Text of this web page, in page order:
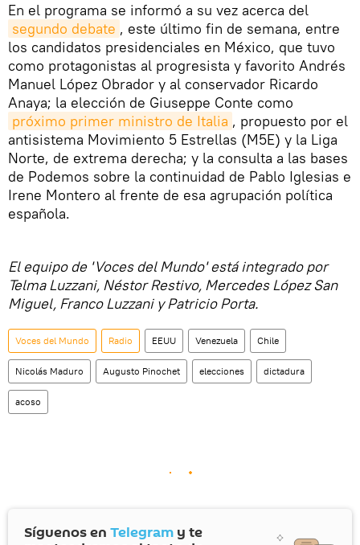
En el programa se informó a su vez acerca del
segundo debate , este último fin de semana, entre
los candidatos presidenciales en México, que tuvo
como protagonistas al progresista y favorito Andrés
Manuel López Obrador y al conservador Ricardo
Anaya; la elección de Giuseppe Conte como
próximo primer ministro de Italia , propuesto por el
antisistema Movimiento 5 Estrellas (M5E) y la Liga
Norte, de extrema derecha; y la consulta a las bases
de Podemos sobre la continuidad de Pablo Iglesias e
Irene Montero al frente de esa agrupación política
española.
El equipo de 'Voces del Mundo' está integrado por
Telma Luzzani, Néstor Restivo, Mercedes López San
Miguel, Franco Luzzani y Patricio Porta.
Voces del Mundo Radio EEUU Venezuela Chile
Nicolás Maduro Augusto Pinochet elecciones dictadura
acoso
Síguenos en Telegram y te